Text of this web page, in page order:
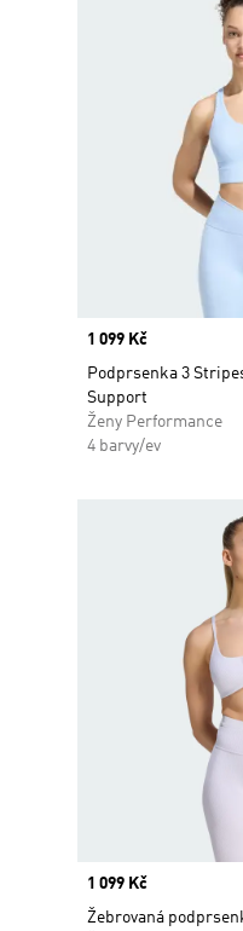
Price
1 099 Kč
Podprsenka 3
Support
Ženy Performance
4 barvy/ev
Price
1 099 Kč
Žebrovaná